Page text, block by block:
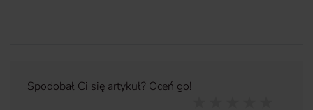
Spodobał Ci się artykuł? Oceń go!